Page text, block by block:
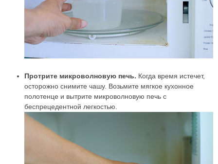
Протрите микроволновую печь. Когда время истечет,
осторожно снимите чашу. Возьмите мягкое кухонное
полотенце и вытрите микроволновую печь с
беспрецедентной легкостью.